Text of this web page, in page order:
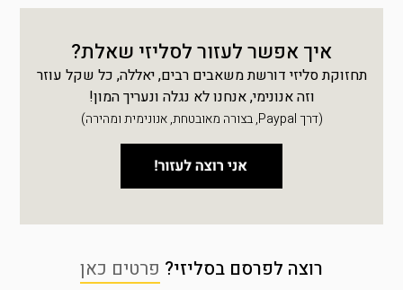
איך אפשר לעזור לסליזי שאלת?
תחזוקת סליזי דורשת משאבים רבים, יאללה, כל שקל עוזר
וזה אנונימי, אנחנו לא נגלה ונעריך המון!
(דרך Paypal, בצורה מאובטחת, אנונימית ומהירה)
רוצה לפרסם בסליזי? פרטים כאן